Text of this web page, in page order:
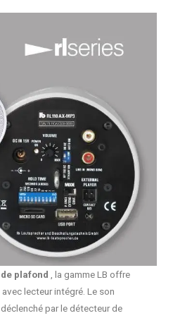
plafond , la gamme LB offre
lecteur intégré. Le son
par le détecteur de